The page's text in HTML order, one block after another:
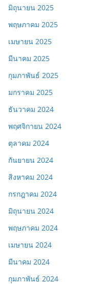
มิถุนายน 2025
พฤษภาคม 2025
เมษายน 2025
มีนาคม 2025
กุมภาพันธ์ 2025
มกราคม 2025
ธันวาคม 2024
พฤศจิกายน 2024
ตุลาคม 2024
กันยายน 2024
สิงหาคม 2024
กรกฎาคม 2024
มิถุนายน 2024
พฤษภาคม 2024
เมษายน 2024
มีนาคม 2024
กุมภาพันธ์ 2024